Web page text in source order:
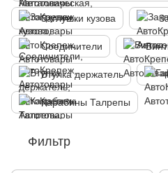
Заглушки кузова
Соединители
Втулка держатель
Карабины Талрепы
Фильтр